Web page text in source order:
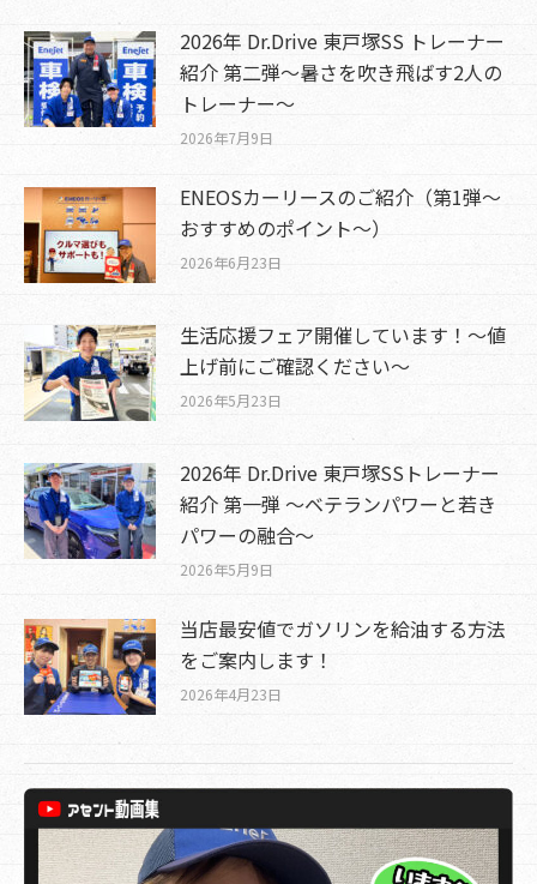
2026年 Dr.Drive 東戸塚SS トレーナー
紹介 第二弾～暑さを吹き飛ばす2人の
トレーナー～
2026年7月9日
ENEOSカーリースのご紹介（第1弾～
おすすめのポイント～）
2026年6月23日
生活応援フェア開催しています！～値
上げ前にご確認ください～
2026年5月23日
2026年 Dr.Drive 東戸塚SSトレーナー
紹介 第一弾 ～ベテランパワーと若き
パワーの融合～
2026年5月9日
当店最安値でガソリンを給油する方法
をご案内します！
2026年4月23日